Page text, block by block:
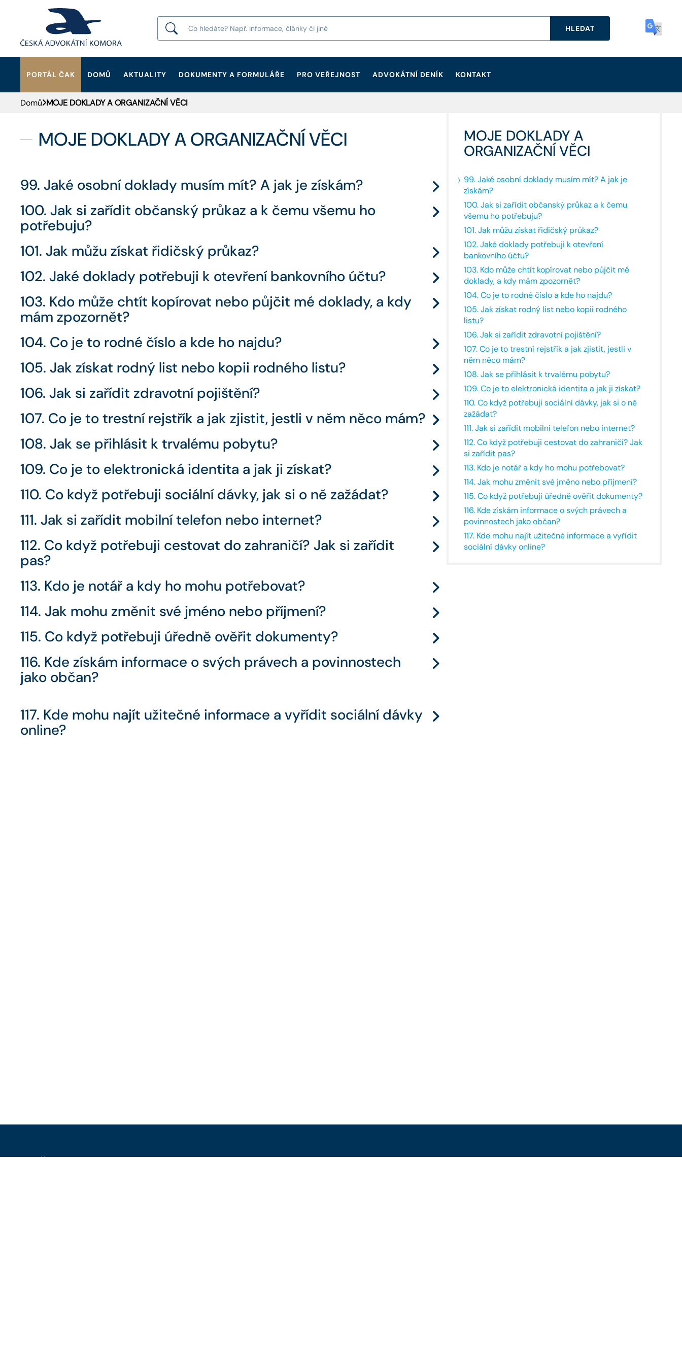
HLEDAT
PORTÁL ČAK DOMŮ AKTUALITY DOKUMENTY A FORMULÁŘE PRO VEŘEJNOST ADVOKÁTNÍ DENÍK
KONTAKT
HLEDAT
Domů MOJE DOKLADY A ORGANIZAČNÍ VĚCI
MOJE DOKLADY A ORGANIZAČNÍ VĚCI
99. Jaké osobní doklady musím mít? A jak je získám?
100. Jak si zařídit občanský průkaz a k čemu všemu ho
potřebuju?
101. Jak můžu získat řidičský průkaz?
102. Jaké doklady potřebuji k otevření bankovního účtu?
103. Kdo může chtít kopírovat nebo půjčit mé doklady, a kdy
mám zpozornět?
104. Co je to rodné číslo a kde ho najdu?
105. Jak získat rodný list nebo kopii rodného listu?
106. Jak si zařídit zdravotní pojištění?
107. Co je to trestní rejstřík a jak zjistit, jestli v něm něco mám?
108. Jak se přihlásit k trvalému pobytu?
109. Co je to elektronická identita a jak ji získat?
110. Co když potřebuji sociální dávky, jak si o ně zažádat?
111. Jak si zařídit mobilní telefon nebo internet?
112. Co když potřebuji cestovat do zahraničí? Jak si zařídit
pas?
113. Kdo je notář a kdy ho mohu potřebovat?
114. Jak mohu změnit své jméno nebo příjmení?
115. Co když potřebuji úředně ověřit dokumenty?
116. Kde získám informace o svých právech a povinnostech
jako občan?
117. Kde mohu najít užitečné informace a vyřídit sociální dávky
online?
MOJE DOKLADY A
ORGANIZAČNÍ VĚCI
99. Jaké osobní doklady musím mít? A jak je
získám?
100. Jak si zařídit občanský průkaz a k čemu
všemu ho potřebuju?
101. Jak můžu získat řidičský průkaz?
102. Jaké doklady potřebuji k otevření
bankovního účtu?
103. Kdo může chtít kopírovat nebo půjčit mé
doklady, a kdy mám zpozornět?
104. Co je to rodné číslo a kde ho najdu?
105. Jak získat rodný list nebo kopii rodného
listu?
106. Jak si zařídit zdravotní pojištění?
107. Co je to trestní rejstřík a jak zjistit, jestli v
něm něco mám?
108. Jak se přihlásit k trvalému pobytu?
109. Co je to elektronická identita a jak ji získat?
110. Co když potřebuji sociální dávky, jak si o ně
zažádat?
111. Jak si zařídit mobilní telefon nebo internet?
112. Co když potřebuji cestovat do zahraničí? Jak
si zařídit pas?
113. Kdo je notář a kdy ho mohu potřebovat?
114. Jak mohu změnit své jméno nebo příjmení?
115. Co když potřebuji úředně ověřit dokumenty?
116. Kde získám informace o svých právech a
povinnostech jako občan?
117. Kde mohu najít užitečné informace a vyřídit
sociální dávky online?